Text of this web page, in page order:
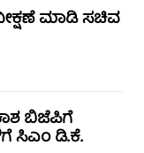
ಮಾಡಿ ಸಚಿವ
ಬಿಜೆಪಿಗೆ
ಸಿಎಂ ಡಿ.ಕೆ.